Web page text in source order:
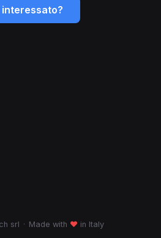
interessato?
srl · Made with ♥ in Italy